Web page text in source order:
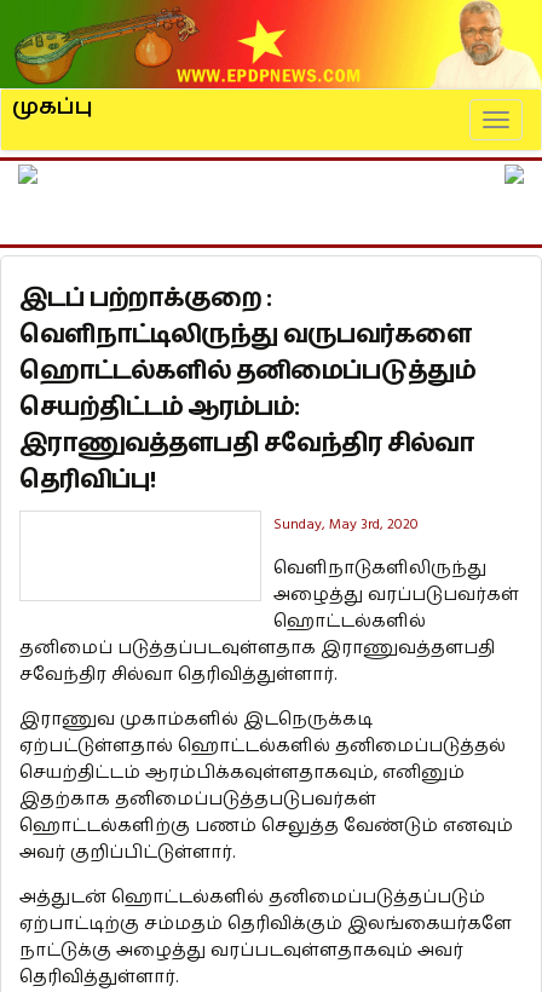
முகப்பு
இடப் பற்றாக்குறை :
வெளிநாட்டிலிருந்து வருபவர்களை
ஹொட்டல்களில் தனிமைப்படுத்தும்
செயற்திட்டம் ஆரம்பம்:
இராணுவத்தளபதி சவேந்திர சில்வா
தெரிவிப்பு!
Sunday, May 3rd, 2020
வெளிநாடுகளிலிருந்து
அழைத்து வரப்படுபவர்கள்
ஹொட்டல்களில்
தனிமைப் படுத்தப்படவுள்ளதாக இராணுவத்தளபதி
சவேந்திர சில்வா தெரிவித்துள்ளார்.
இராணுவ முகாம்களில் இடநெருக்கடி
ஏற்பட்டுள்ளதால் ஹொட்டல்களில் தனிமைப்படுத்தல்
செயற்திட்டம் ஆரம்பிக்கவுள்ளதாகவும், எனினும்
இதற்காக தனிமைப்படுத்தபடுபவர்கள்
ஹொட்டல்களிற்கு பணம் செலுத்த வேண்டும் எனவும்
அவர் குறிப்பிட்டுள்ளார்.
அத்துடன் ஹொட்டல்களில் தனிமைப்படுத்தப்படும்
ஏற்பாட்டிற்கு சம்மதம் தெரிவிக்கும் இலங்கையர்களே
நாட்டுக்கு அழைத்து வரப்படவுள்ளதாகவும் அவர்
தெரிவித்துள்ளார்.